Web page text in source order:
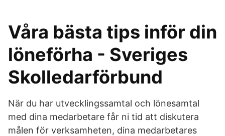
Våra bästa tips inför din
löneförha - Sveriges
Skolledarförbund
När du har utvecklingssamtal och lönesamtal
med dina medarbetare får ni tid att diskutera
målen för verksamheten, dina medarbetares